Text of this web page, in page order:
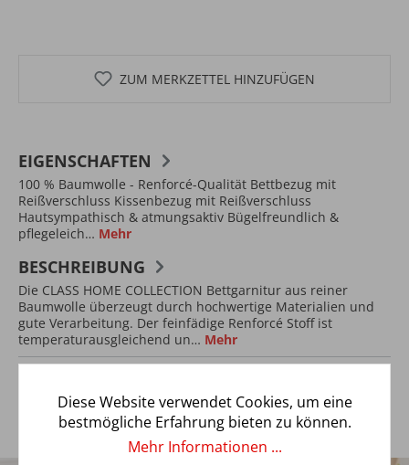
ZUM MERKZETTEL HINZUFÜGEN
EIGENSCHAFTEN
100 % Baumwolle - Renforcé-Qualität Bettbezug mit
Reißverschluss Kissenbezug mit Reißverschluss
Hautsympathisch & atmungsaktiv Bügelfreundlich &
pflegeleich… Mehr
BESCHREIBUNG
Die CLASS HOME COLLECTION Bettgarnitur aus reiner
Baumwolle überzeugt durch hochwertige Materialien und
gute Verarbeitung. Der feinfädige Renforcé Stoff ist
temperaturausgleichend un… Mehr
Diese Website verwendet Cookies, um eine
bestmögliche Erfahrung bieten zu können.
Mehr Informationen ...